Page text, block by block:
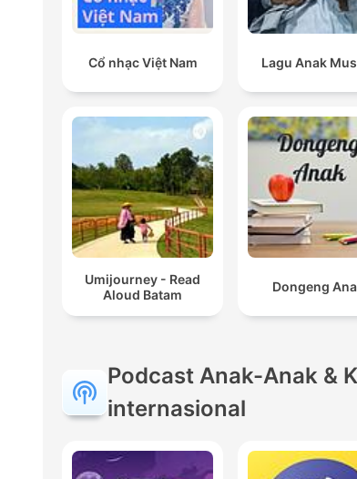
Cổ nhạc Việt Nam Lagu Anak
Umijourney - Read
Aloud Batam
Dongeng
Podcast Anak-Anak &
internasional